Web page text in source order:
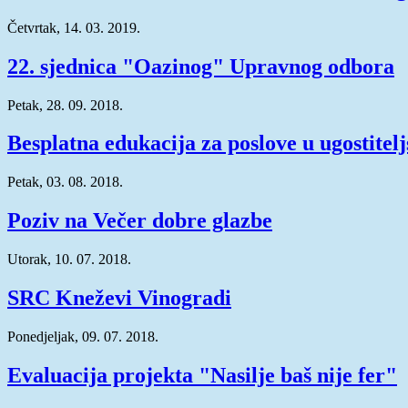
Četvrtak, 14. 03. 2019.
22. sjednica "Oazinog" Upravnog odbora
Petak, 28. 09. 2018.
Besplatna edukacija za poslove u
Petak, 03. 08. 2018.
Poziv na Večer dobre glazbe
Utorak, 10. 07. 2018.
SRC Kneževi Vinogradi
Ponedjeljak, 09. 07. 2018.
Evaluacija projekta "Nasilje baš nije fer"